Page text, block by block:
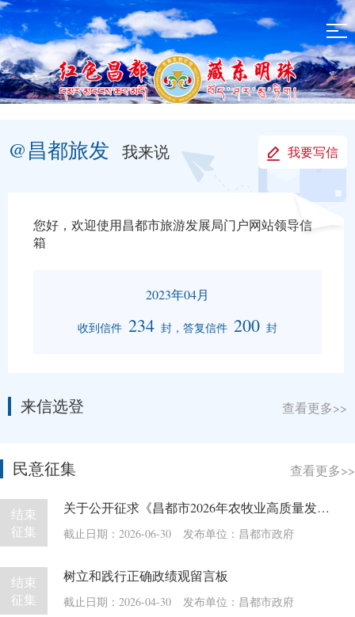
@昌都旅发 我来说 我要写信
您好，欢迎使用昌都市旅游发展局门户网站领导信
箱
2023年04月
收到信件 234 封，答复信件 200 封
来信选登 查看更多>>
民意征集 查看更多>>
结束
征集
关于公开征求《昌都市2026年农牧业高质量发展实施方案（征求意见稿）》意见建议的公告
截止日期：2026-06-30 发布单位：昌都市政府
结束
征集
树立和践行正确政绩观留言板
截止日期：2026-04-30 发布单位：昌都市政府